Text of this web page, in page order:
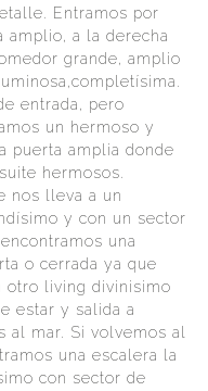
Entramos por
amplio, a la derecha
grande, amplio
entrada, pero
un hermoso y
puerta amplia donde
hermosos.
nos lleva a un
y con un sector
una
o cerrada ya que
otro living divinisimo
estar y salida a
al mar. Si volvemos al
una escalera la
con sector de